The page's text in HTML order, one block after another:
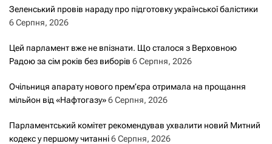
Зеленський провів нараду про підготовку української балістики
6 Серпня, 2026
Цей парламент вже не впізнати. Що сталося з Верховною
Радою за сім років без виборів 6 Серпня, 2026
Очільниця апарату нового прем’єра отримала на прощання
мільйон від «Нафтогазу»6 Серпня, 2026
Парламентський комітет рекомендував ухвалити новий Митний
кодекс у першому читанні6 Серпня, 2026